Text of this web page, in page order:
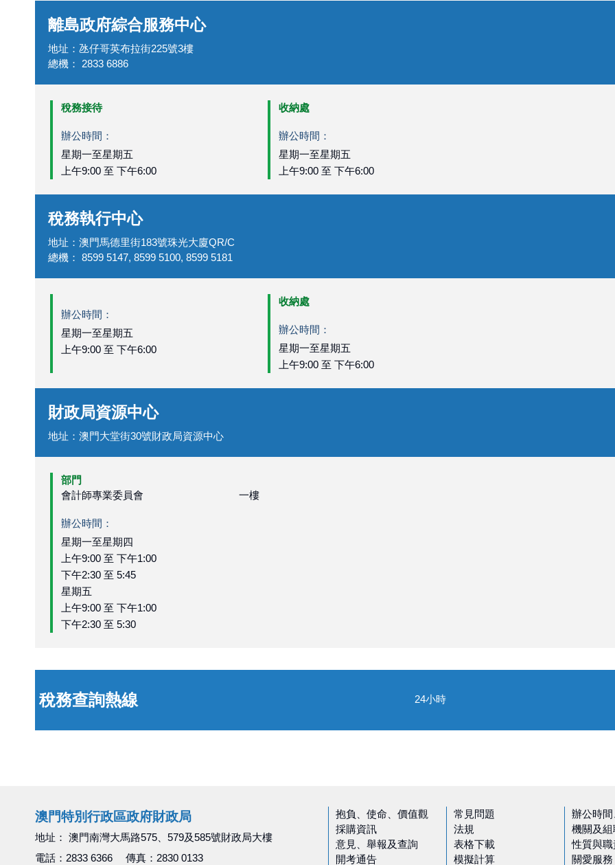
離島政府綜合服務中心
地址 ： 氹仔哥英布拉街225號3樓
總機： 2833 6886
稅務接待
辦公時間：
星期一至星期五
上午9:00 至 下午6:00
收納處
辦公時間：
星期一至星期五
上午9:00 至 下午6:00
稅務執行中心
地址 ： 澳門馬德里街183號珠光大廈QR/C
總機： 8599 5147, 8599 5100, 8599 5181
辦公時間：
星期一至星期五
上午9:00 至 下午6:00
收納處
辦公時間：
星期一至星期五
上午9:00 至 下午6:00
財政局資源中心
地址 ： 澳門大堂街30號財政局資源中心
部門
會計師專業委員會
一樓
辦公時間：
星期一至星期四
上午9:00 至 下午1:00
下午2:30 至 5:45
星期五
上午9:00 至 下午1:00
下午2:30 至 5:30
稅務查詢熱線 24小時
澳門特別行政區政府財政局
地址： 澳門南灣大馬路575、579及585號財政局大樓
電話：2833 6366 傳真：2830 0133
抱負、使命、價值觀
採購資訊
意見、舉報及查詢
開考通告
常見問題
法規
表格下載
模擬計算
辦公時
機關及
性質與職
關愛服務